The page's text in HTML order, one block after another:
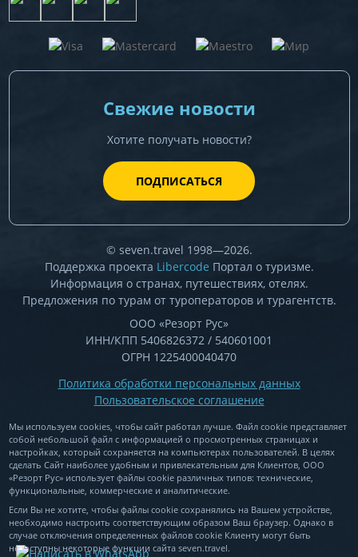
Свежие новости
Хотите получать новости?
ПОДПИСАТЬСЯ
© seven.travel 1998—2026.
Поддержка проекта Libercode Портал о туризме.
Информация о странах, путешествиях, отелях.
Предложения по турам от туроператоров и турагентств.
ООО «Резорт Рус»
ИНН/КПП 5406826372 / 540601001
ОГРН 1225400040470
Политика обработки персональных данных
Пользовательское соглашение
Мы используем cookies, чтобы сайт работал лучше. Файл cookie представляет
собой небольшой файл c информацией о просмотренных страницах и
настройках, который сохраняется на компьютерах пользователей. В целях
сделать Сайт наиболее удобным и привлекательным для Клиентов, ООО
«Резорт Рус» использует файлы cookie различных типов: технические,
функциональные, коммерческие и аналитические.
Если Вы не хотите, чтобы файлы cookie сохранялись на Вашем устройстве,
необходимо настроить соответствующим образом Ваш браузер. Однако в
случае отключения определенных файлов cookie Клиенту могут быть
недоступны некоторые функции сайта seven.travel.